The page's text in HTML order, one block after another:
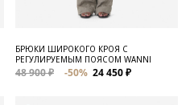
БРЮКИ ШИРОКОГО КРОЯ С
РЕГУЛИРУЕМЫМ ПОЯСОМ WANNI
48 900 ₽ -50% 24 450 ₽